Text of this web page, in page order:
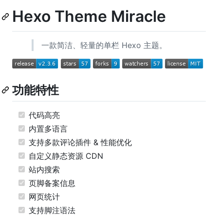
Hexo Theme Miracle
一款简洁、轻量的单栏 Hexo 主题。
功能特性
代码高亮
内置多语言
支持多款评论插件 & 性能优化
自定义静态资源 CDN
站内搜索
页脚备案信息
网页统计
支持脚注语法